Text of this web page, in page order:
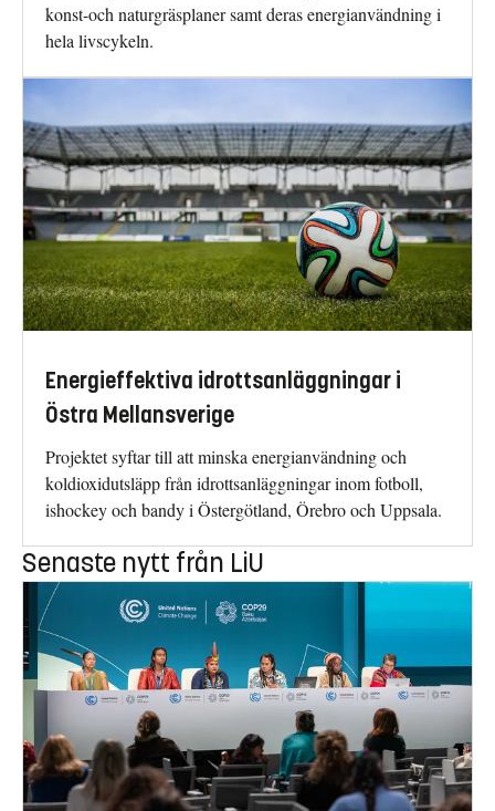
konst-och naturgräsplaner samt deras energianvändning i
hela livscykeln.
Energieffektiva idrottsanläggningar i
Östra Mellansverige
Projektet syftar till att minska energianvändning och
koldioxidutsläpp från idrottsanläggningar inom fotboll,
ishockey och bandy i Östergötland, Örebro och Uppsala.
Senaste nytt från LiU